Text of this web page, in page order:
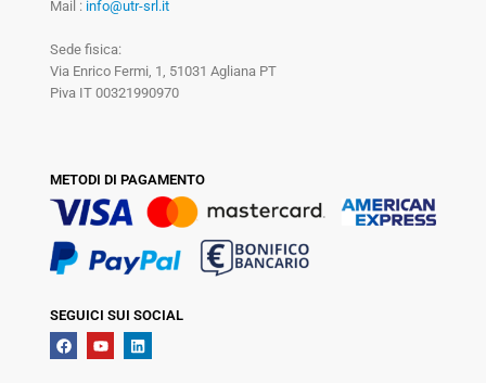
Mail : info@utr-srl.it
Sede fisica:
Via Enrico Fermi, 1, 51031 Agliana PT
Piva IT 00321990970
METODI DI PAGAMENTO
SEGUICI SUI SOCIAL